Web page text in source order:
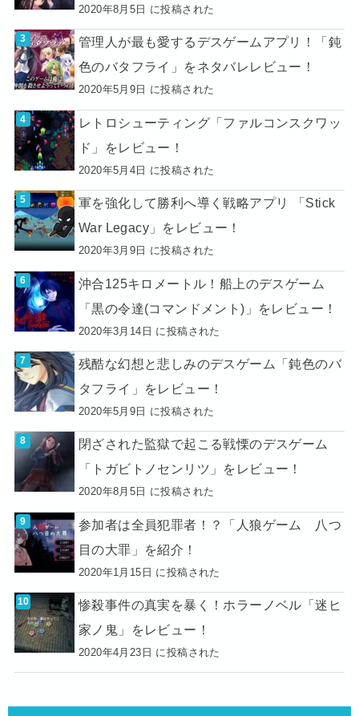
2020年8月5日 に投稿された
管理人が最も愛するデスゲームアプリ！「鈍
色のバタフライ」をネタバレレビュー！
2020年5月9日 に投稿された
レトロシューティング「ファルコンスクワッ
ド」をレビュー！
2020年5月4日 に投稿された
軍を強化して勝利へ導く戦略アプリ 「Stick
War Legacy」をレビュー！
2020年3月9日 に投稿された
沖合125キロメートル！船上のデスゲーム
「黒の令達(コマンドメント)」をレビュー！
2020年3月14日 に投稿された
残酷な幻想と悲しみのデスゲーム「鈍色のバ
タフライ」をレビュー！
2020年5月9日 に投稿された
閉ざされた監獄で起こる戦慄のデスゲーム
「トガビトノセンリツ」をレビュー！
2020年8月5日 に投稿された
参加者は全員犯罪者！？「人狼ゲーム 八つ
目の大罪」を紹介！
2020年1月15日 に投稿された
惨殺事件の真実を暴く！ホラーノベル「迷ヒ
家ノ鬼」をレビュー！
2020年4月23日 に投稿された